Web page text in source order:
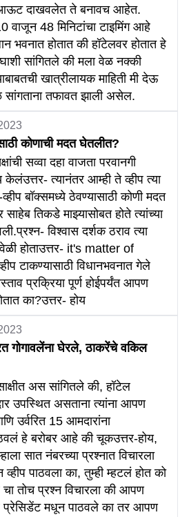
दाखवलेत ते बनावच आहेत.
वाजून 48 मिनिटांचा टाइमिंग आहे
भवनात होतात की हॉटेलवर होतात हे
सांगितले की मला वेळ नक्की
खात्रीलायक माहिती मी देऊ
सांगताना तफावत झाली असेल.
कोणाची मदत घेतलीत?
सव्वा दहा वाजता परवानगी
त्यानंतर आम्ही ते व्हीप त्या
बॉक्समध्ये ठेवण्यासाठी कोणी मदत
तिकडे माझ्यासोबत होते त्यांच्या
विश्वास दर्शक ठराव त्या
होताउत्तर- it's matter of
टाकण्यासाठी विधानभवनात गेले
प्रक्रिया पूर्ण होईपर्यंत आपण
का?उत्तर- होय
गोगावलेंना घेरले, ठाकरेंचे वकिल
अस सांगितले की, हॉटेल
उपस्थित असताना त्यांना आपण
उर्वरित 15 आमदारांना
हे बरोबर आहे की चूकउत्तर-होय,
सात नंबरच्या प्रश्नात विचारला
पाठवला का, तुम्ही म्हटलं होत को
तोच प्रश्न विचारला की आपण
मधून पाठवले का तर आपण